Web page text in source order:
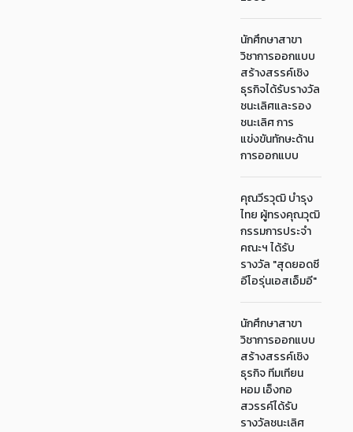
นักศึกษาสาขา
วิชาการออกแบบ
สร้างสรรค์เชิง
ธุรกิจได้รับรางวัล
ชนะเลิศและรอง
ชนะเลิศ การ
แข่งขันทักษะด้าน
การออกแบบ
คุณวีรวุฒิ บำรุง
ไทย ผู้ทรงคุณวุฒิ
กรรมการประจำ
คณะฯ ได้รับ
รางวัล "สุดยอดซี
อีโอรุ่นเอสเอ็มอี"
นักศึกษาสาขา
วิชาการออกแบบ
สร้างสรรค์เชิง
ธุรกิจ ทีมเทียน
หอม เอ็งกอ
สวรรค์ได้รับ
รางวัลชนะเลิศ